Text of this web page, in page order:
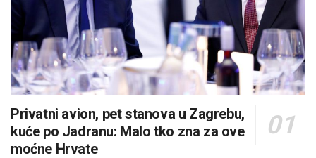
Privatni avion, pet stanova u Zagrebu,
kuće po Jadranu: Malo tko zna za ove
moćne Hrvate